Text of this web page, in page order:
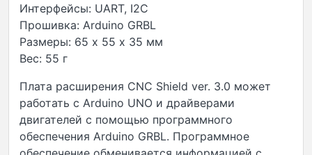
Интерфейсы: UART, I2C
Прошивка: Arduino GRBL
Размеры: 65 х 55 х 35 мм
Вес: 55 г
Плата расширения CNC Shield ver. 3.0 может
работать с Arduino UNO и драйверами
двигателей с помощью программного
обеспечения Arduino GRBL. Программное